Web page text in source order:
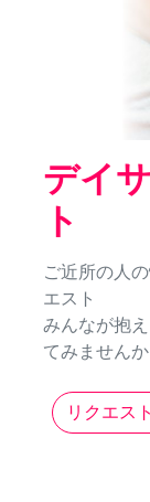
デイ
ト
ご近所の人
エスト
みんなが抱
てみませんか
リクエス